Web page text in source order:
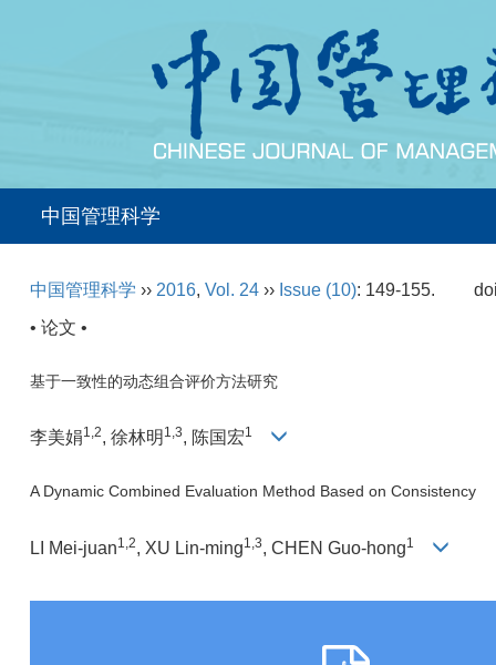
中国管理科学
中国管理科学 ›› 2016, Vol. 24 ›› Issue (10): 149-155.
• 论文 •
基于一致性的动态组合评价方法研究
李美娟1,2, 徐林明 1,3, 陈国宏1
A Dynamic Combined Evaluation Method Based on Consistency
LI Mei-juan1,2, XU Lin-ming1,3, CHEN Guo-hong1